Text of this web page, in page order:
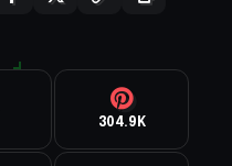
304.9K